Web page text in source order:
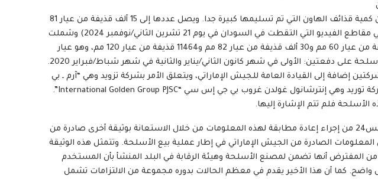
تسمح لنا هذه الوثائق بمعرفة أن كمية قذائف الهاون التي تم تسليمها كبيرة جدا. ويصل عددها إلى 15 ألف قذيفة من عيار 81
مليمتر (مثل تلك التي ظهرت في مقاطع الفيديو التي التقطت في السودان في يوم 21 تشرين الثاني/نوفمبر 2024) وشملت
علمية التسليم أيضا 2780 قذيفة من عيار 60 مم و30 ألف قذيفة من عيار 82 مم و11464 قذيفة من عيار 120 مم، وهو عيار
شديد القوة. وتم تسليم هذه الأسلحة على دفعتين: الأولى في شهر كانون الثاني/يناير والثانية في شهر شباط/فبراير 2020.
إضافة إلى القيادة العامة للجيش الإماراتي، ويتعلق الأمر بشركة تزويد وهي “آرم ـ بي
جي ليميتد” “ARM-BG LTD” وشركة توريد وهي إنترشانول غولدن غروب بي جي إس سي “International Golden Group PJSC”.
الأسلحة فلم تتم الإشارة إليها.
وتمكن فريق تحرير مراقبون فرانس24 من إجراء إعادة مطابقة لهذه المعلومات من خلال الاستعانة بوثيقة أخرى صادرة من
الصادرة من الجيش الإماراتي في إطار عملية بيع الأسلحة. وتتمثل هذه الوثيقة
المفترض أنها تضمن لمصنع الأسلحة وهيئة الرقابة في البلد المنشأ بأن المستخدم
كما أن هذا الأخير يقدم في معظم الحالات بدوره مجموعة من الالتزامات تشمل